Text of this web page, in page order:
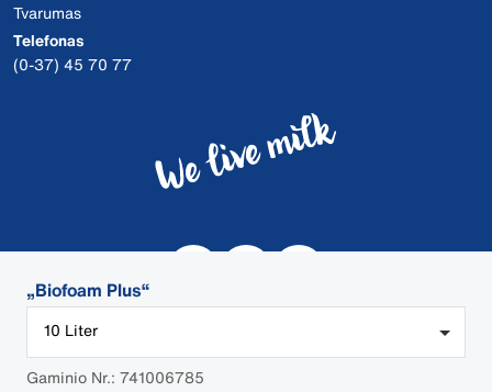
„Biofoam Plus“
10 Liter
Gaminio Nr.: 741006785
Tvarumas
Telefonas
(0-37) 45 70 77